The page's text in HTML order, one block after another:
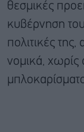
θεσμικές
κυβέρνηση
πολιτικές
νομικά, χωρίς